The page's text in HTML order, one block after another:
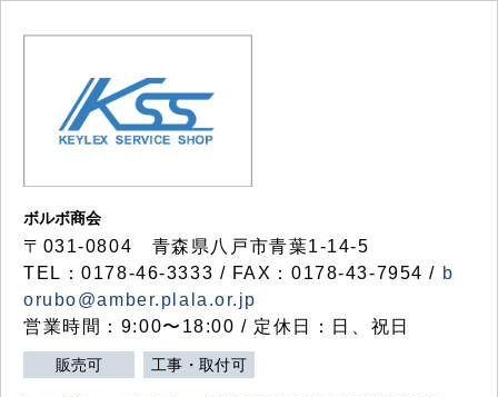
ボルボ商会
〒031-0804 青森県八戸市青葉1-14-5
TEL：0178-46-3333 / FAX：0178-43-7954 / b
orubo@amber.plala.or.jp
営業時間：9:00〜18:00 / 定休日：日、祝日
販売可 工事・取付可